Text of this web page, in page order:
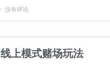
没有评论
上模式赌场玩法